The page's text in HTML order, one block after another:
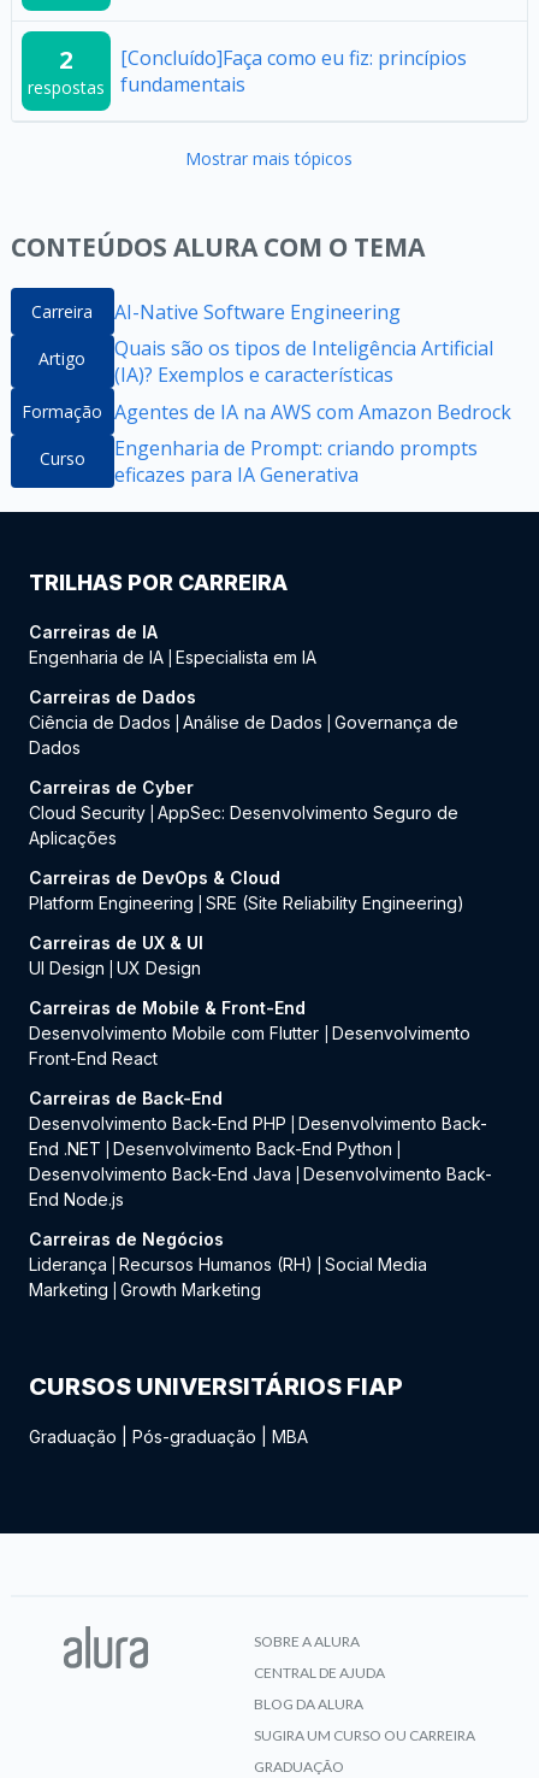
2
respostas
[Concluído]Faça como eu fiz: princípios
fundamentais
Mostrar mais tópicos
CONTEÚDOS ALURA COM O TEMA
Carreira AI-Native Software Engineering
Artigo
Quais são os tipos de Inteligência Artificial
(IA)? Exemplos e características
Formação Agentes de IA na AWS com Amazon Bedrock
Curso
Engenharia de Prompt: criando prompts
eficazes para IA Generativa
TRILHAS POR CARREIRA
Carreiras de IA
Engenharia de IA Especialista em IA
Carreiras de Dados
Ciência de Dados
Análise de Dados
Governança de
Dados
Carreiras de Cyber
Cloud Security AppSec: Desenvolvimento Seguro de
Aplicações
Carreiras de DevOps & Cloud
Platform Engineering
SRE (Site Reliability Engineering)
Carreiras de UX & UI
UI Design
UX Design
Carreiras de Mobile & Front-End
Desenvolvimento Mobile com Flutter
Desenvolvimento
Front-End React
Carreiras de Back-End
Desenvolvimento Back-End PHP
Desenvolvimento Back-
End .NET
Desenvolvimento Back-End Python
Desenvolvimento Back-End Java
Desenvolvimento Back-
End Node.js
Carreiras de Negócios
Liderança
Recursos Humanos (RH)
Social Media
Marketing
Growth Marketing
CURSOS UNIVERSITÁRIOS FIAP
Graduação Pós-graduação MBA
SOBRE A ALURA
CENTRAL DE AJUDA
BLOG DA ALURA
SUGIRA UM CURSO OU CARREIRA
GRADUAÇÃO